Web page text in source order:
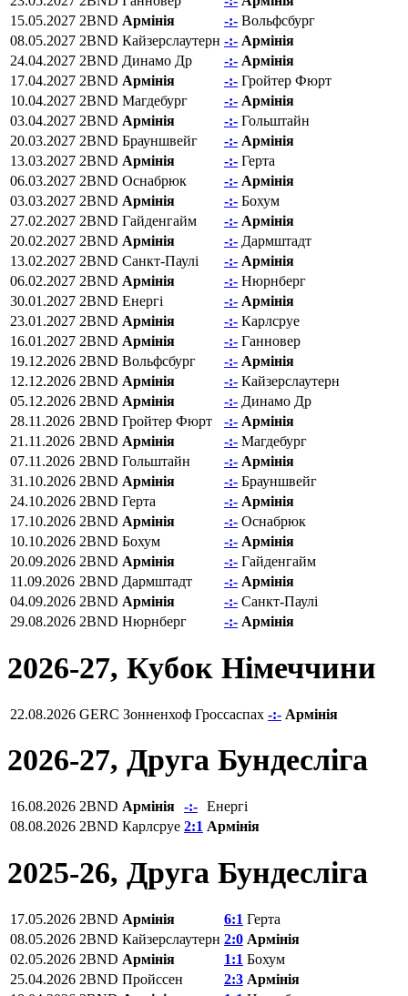
15.05.2027 2BND Армінія -:- Вольфсбург
08.05.2027 2BND Кайзерслаутерн -:- Армінія
24.04.2027 2BND Динамо Др -:- Армінія
17.04.2027 2BND Армінія -:- Гройтер Фюрт
10.04.2027 2BND Магдебург -:- Армінія
03.04.2027 2BND Армінія -:- Гольштайн
20.03.2027 2BND Брауншвейг -:- Армінія
13.03.2027 2BND Армінія -:- Герта
06.03.2027 2BND Оснабрюк -:- Армінія
03.03.2027 2BND Армінія -:- Бохум
27.02.2027 2BND Гайденгайм -:- Армінія
20.02.2027 2BND Армінія -:- Дармштадт
13.02.2027 2BND Санкт-Паулі -:- Армінія
06.02.2027 2BND Армінія -:- Нюрнберг
30.01.2027 2BND Енергі -:- Армінія
23.01.2027 2BND Армінія -:- Карлсруе
16.01.2027 2BND Армінія -:- Ганновер
19.12.2026 2BND Вольфсбург -:- Армінія
12.12.2026 2BND Армінія -:- Кайзерслаутерн
05.12.2026 2BND Армінія -:- Динамо Др
28.11.2026 2BND Гройтер Фюрт -:- Армінія
21.11.2026 2BND Армінія -:- Магдебург
07.11.2026 2BND Гольштайн -:- Армінія
31.10.2026 2BND Армінія -:- Брауншвейг
24.10.2026 2BND Герта -:- Армінія
17.10.2026 2BND Армінія -:- Оснабрюк
10.10.2026 2BND Бохум -:- Армінія
20.09.2026 2BND Армінія -:- Гайденгайм
11.09.2026 2BND Дармштадт -:- Армінія
04.09.2026 2BND Армінія -:- Санкт-Паулі
29.08.2026 2BND Нюрнберг -:- Армінія
2026-27, Кубок Німеччини
22.08.2026 GERC Зонненхоф Гроссаспах -:- Армінія
2026-27, Друга Бундесліга
16.08.2026 2BND Армінія -:- Енергі
08.08.2026 2BND Карлсруе 2:1 Армінія
2025-26, Друга Бундесліга
17.05.2026 2BND Армінія 6:1 Герта
08.05.2026 2BND Кайзерслаутерн 2:0 Армінія
02.05.2026 2BND Армінія 1:1 Бохум
25.04.2026 2BND Пройссен 2:3 Армінія